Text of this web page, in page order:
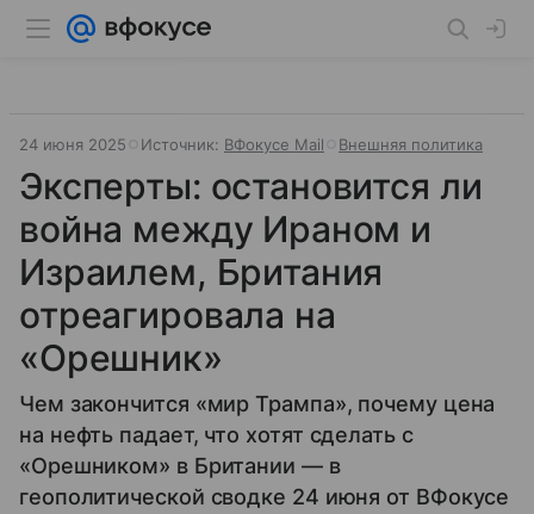
24 июня 2025 Источник: ВФокусе Mail Внешняя политика
Эксперты: остановится ли
война между Ираном и
Израилем, Британия
отреагировала на
«Орешник»
Чем закончится «мир Трампа», почему цена
на нефть падает, что хотят сделать с
«Орешником» в Британии — в
геополитической сводке 24 июня от ВФокусе